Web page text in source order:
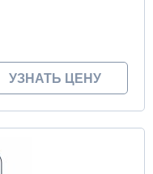
УЗНАТЬ ЦЕНУ